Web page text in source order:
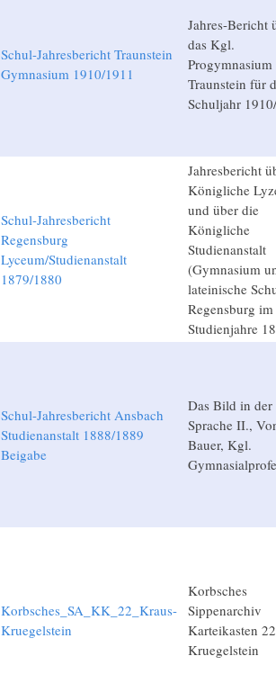
Schul-Jahresbericht Traunstein
Gymnasium 1910/1911
Jahres-Bericht
das Kgl.
Progymnasium
Traunstein für
Schuljahr
Schul-Jahresbericht
Regensburg
Lyceum/Studienanstalt
1879/1880
Jahresbericht
Königliche
und über die
Königliche
Studienanstalt
(Gymnasium
lateinische
Regensburg im
Studienjahre
Schul-Jahresbericht Ansbach
Studienanstalt 1888/1889
Beigabe
Das Bild in der
Sprache II.,
Bauer, Kgl.
Korbsches_SA_KK_22_Kraus-
Kruegelstein
Korbsches
Sippenarchiv
Karteikasten
Kruegelstein